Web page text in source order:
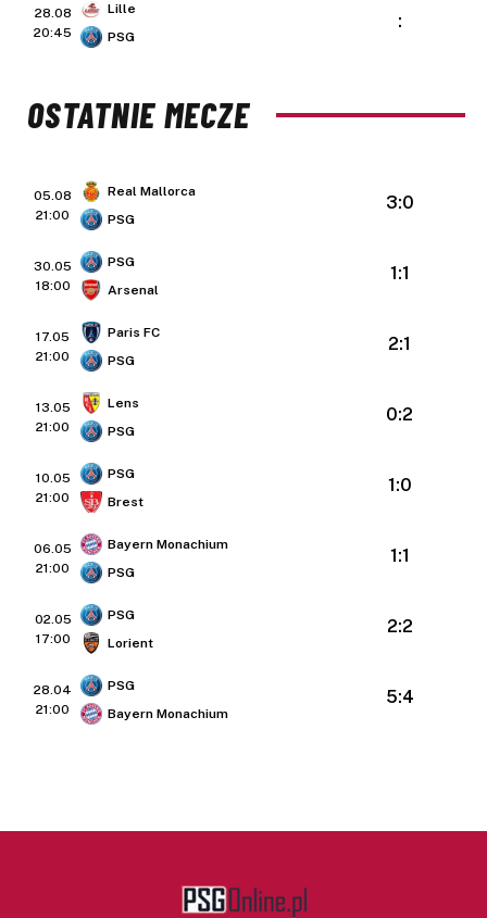
28.08
20:45
Lille
PSG
:
OSTATNIE MECZE
05.08
21:00
Real Mallorca
PSG
3:0
30.05
18:00
PSG
Arsenal
1:1
17.05
21:00
Paris FC
PSG
2:1
13.05
21:00
Lens
PSG
0:2
10.05
21:00
PSG
Brest
1:0
06.05
21:00
Bayern Monachium
PSG
1:1
02.05
17:00
PSG
Lorient
2:2
28.04
21:00
PSG
Bayern Monachium
5:4